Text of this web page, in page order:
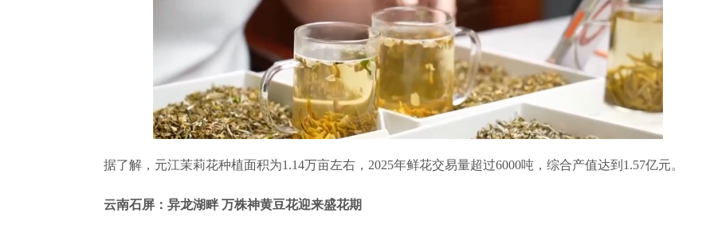
据了解，元江茉莉花种植面积为1.14万亩左右，2025年鲜花交易量超过6000吨，综合产值达到1.57亿元。
云南石屏：异龙湖畔 万株神黄豆花迎来盛花期